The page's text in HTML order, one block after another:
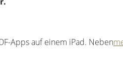
Apps auf einem iPad. Neben